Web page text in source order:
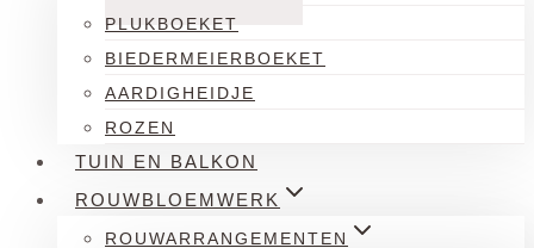
PLUKBOEKET
BIEDERMEIERBOEKET
AARDIGHEIDJE
ROZEN
TUIN EN BALKON
ROUWBLOEMWERK
ROUWARRANGEMENTEN